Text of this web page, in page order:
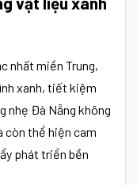
nhất miền Trung,
xanh, tiết kiệm
nhẹ Đà Nẵng không
còn thể hiện cam
phát triển bền